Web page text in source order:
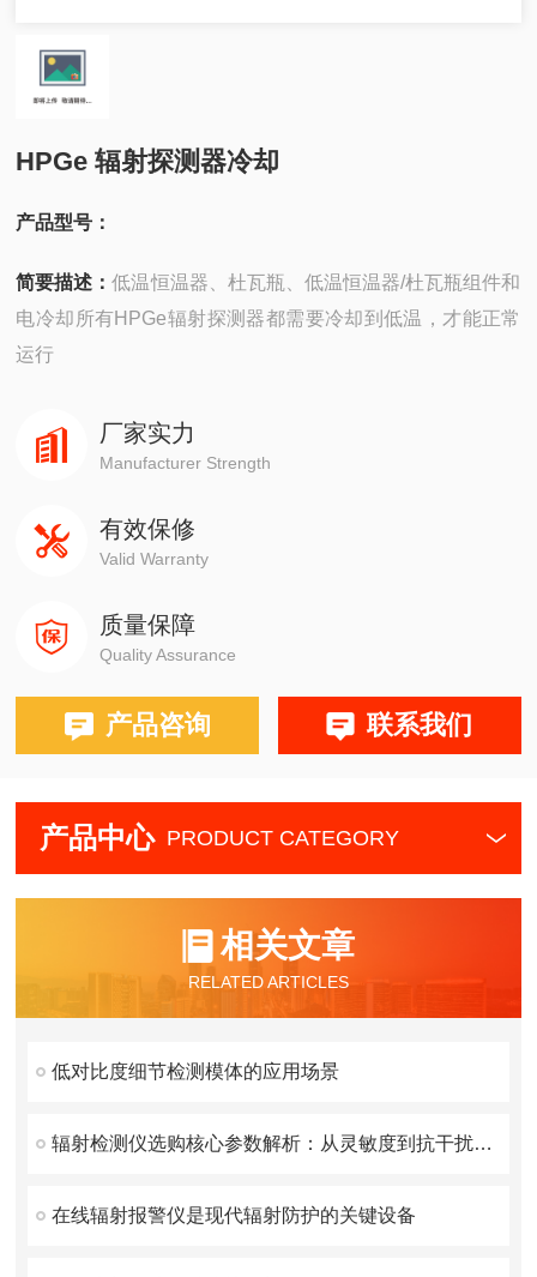
HPGe 辐射探测器冷却
产品型号：
简要描述：低温恒温器、杜瓦瓶、低温恒温器/杜瓦瓶组件和
电冷却所有HPGe辐射探测器都需要冷却到低温，才能正常
运行
厂家实力
Manufacturer Strength
有效保修
Valid Warranty
质量保障
Quality Assurance
产品咨询 联系我们
产品中心 PRODUCT CATEGORY
相关文章
RELATED ARTICLES
低对比度细节检测模体的应用场景
辐射检测仪选购核心参数解析：从灵敏度到抗干扰能力的技术指南
在线辐射报警仪是现代辐射防护的关键设备